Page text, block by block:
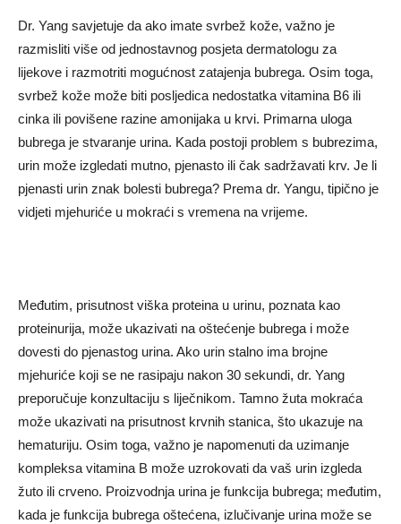
Dr. Yang savjetuje da ako imate svrbež kože, važno je
razmisliti više od jednostavnog posjeta dermatologu za
lijekove i razmotriti mogućnost zatajenja bubrega. Osim toga,
svrbež kože može biti posljedica nedostatka vitamina B6 ili
cinka ili povišene razine amonijaka u krvi. Primarna uloga
bubrega je stvaranje urina. Kada postoji problem s bubrezima,
urin može izgledati mutno, pjenasto ili čak sadržavati krv. Je li
pjenasti urin znak bolesti bubrega? Prema dr. Yangu, tipično je
vidjeti mjehuriće u mokraći s vremena na vrijeme.
Međutim, prisutnost viška proteina u urinu, poznata kao
proteinurija, može ukazivati ​​na oštećenje bubrega i može
dovesti do pjenastog urina. Ako urin stalno ima brojne
mjehuriće koji se ne rasipaju nakon 30 sekundi, dr. Yang
preporučuje konzultaciju s liječnikom. Tamno žuta mokraća
može ukazivati ​​na prisutnost krvnih stanica, što ukazuje na
hematuriju. Osim toga, važno je napomenuti da uzimanje
kompleksa vitamina B može uzrokovati da vaš urin izgleda
žuto ili crveno. Proizvodnja urina je funkcija bubrega; međutim,
kada je funkcija bubrega oštećena, izlučivanje urina može se